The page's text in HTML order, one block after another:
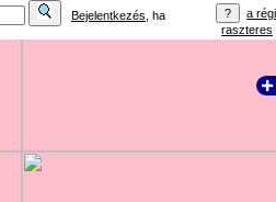
Bejelentkezés , ha
a régi
raszteres